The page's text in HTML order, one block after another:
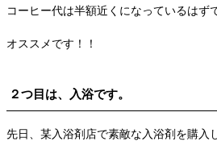
コーヒー代は半額近くになっているはず
オススメです！！
２つ目は、入浴です。
先日、某入浴剤店で素敵な入浴剤を購入